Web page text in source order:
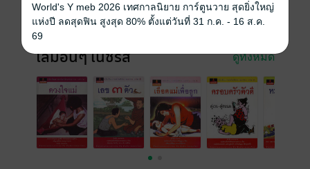
ราคาปก 109 บาท (ประหยัด 18%)
เล่มอื่นๆ ในซีรีส์ ดูทั้งหมด
World's Y meb 2026 เทศกาลนิยาย การ์ตูนวาย สุดยิ่งใหญ่
แห่งปี ลดสุดฟิน สูงสุด 80% ตั้งแต่วันที่ 31 ก.ค. - 16 ส.ค.
69